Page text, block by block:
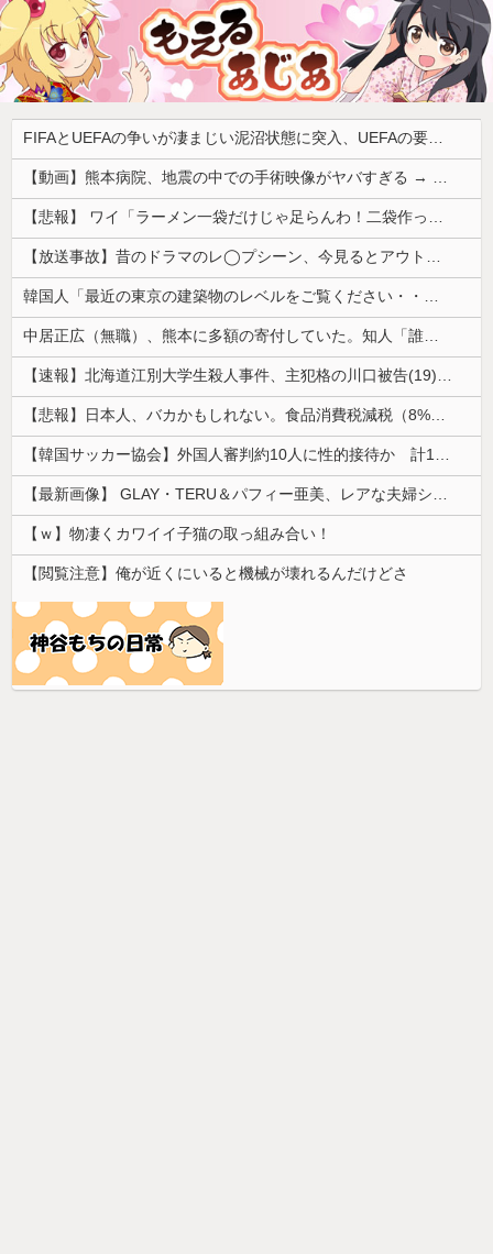
FIFAとUEFAの争いが凄まじい泥沼状態に突入、UEFAの要求を呑んだFIFAだったがUEFA側は強硬姿勢を崩さず……
【動画】熊本病院、地震の中での手術映像がヤバすぎる → 医療機器が飛び交う激震の中で患者を全身で庇う医師らの咄嗟の行動に世界中から絶賛の嵐
【悲報】 ワイ「ラーメン一袋だけじゃ足らんわ！二袋作ったろ！」→結果ｗｗｗ
【放送事故】昔のドラマのレ◯プシーン、今見るとアウトすぎる・・・
韓国人「最近の東京の建築物のレベルをご覧ください・・・」
中居正広（無職）、熊本に多額の寄付していた。知人「誰にも知られなくてもいい、と公表してない」
【速報】北海道江別大学生殺人事件、主犯格の川口被告(19)に無期懲役の判決
【悲報】日本人、バカかもしれない。食品消費税減税（8%→1%）に93.2%の国民が賛成してしまう
【韓国サッカー協会】外国人審判約10人に性的接待か 計1496回、約2億ウォン（約2200万円）
【最新画像】 GLAY・TERU＆パフィー亜美、レアな夫婦ショットを公開してしまう！
【ｗ】物凄くカワイイ子猫の取っ組み合い！
【閲覧注意】俺が近くにいると機械が壊れるんだけどさ